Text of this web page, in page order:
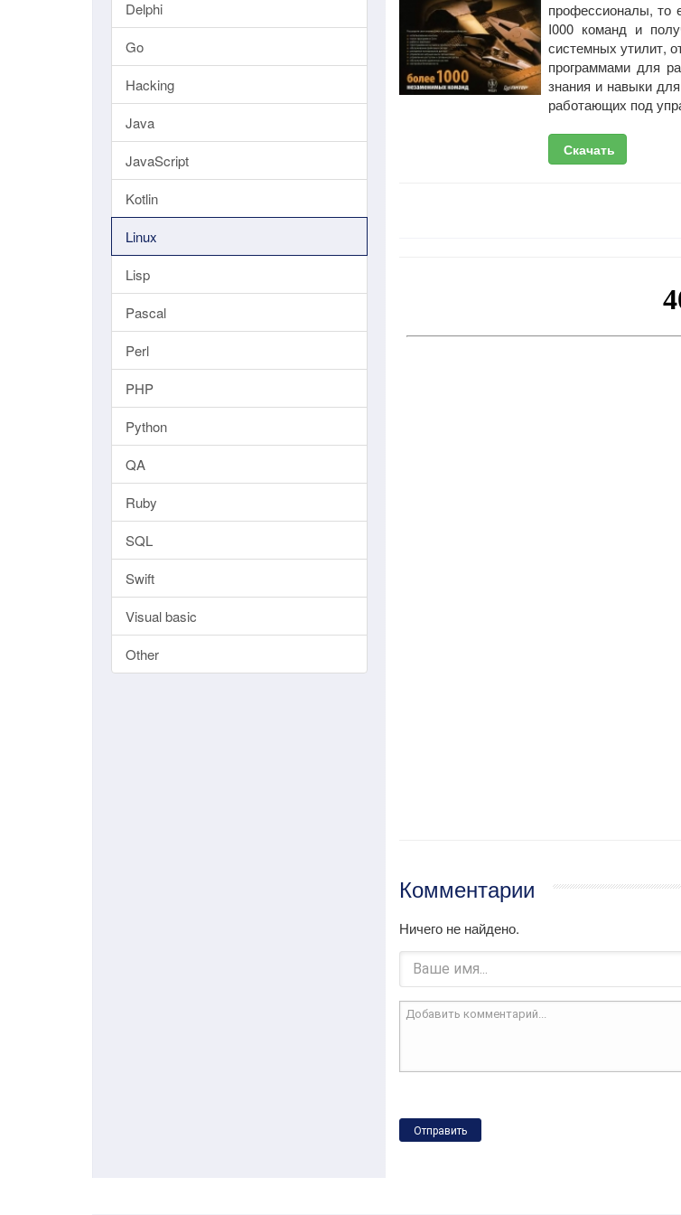
Delphi
Go
Hacking
Java
JavaScript
Kotlin
Linux
Lisp
Pascal
Perl
PHP
Python
QA
Ruby
SQL
Swift
Visual basic
Other
профессионалы, то
I000 команд и
системных утилит,
программами для
знания и навыки
работающих под
Скачать
Комментарии
Ничего не найдено.
Отправить